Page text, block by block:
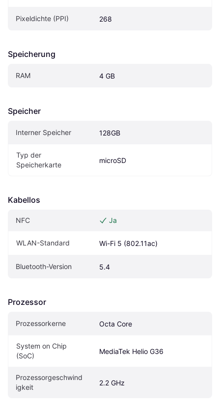
Pixeldichte (PPI) 268
Speicherung
RAM 4 GB
Speicher
Interner Speicher 128GB
Typ der
Speicherkarte
microSD
Kabellos
NFC Ja
WLAN-Standard Wi-Fi 5 (802.11ac)
Bluetooth-Version 5.4
Prozessor
Prozessorkerne Octa Core
System on Chip
(SoC)
MediaTek Helio G36
Prozessorgeschwind
igkeit
2.2 GHz